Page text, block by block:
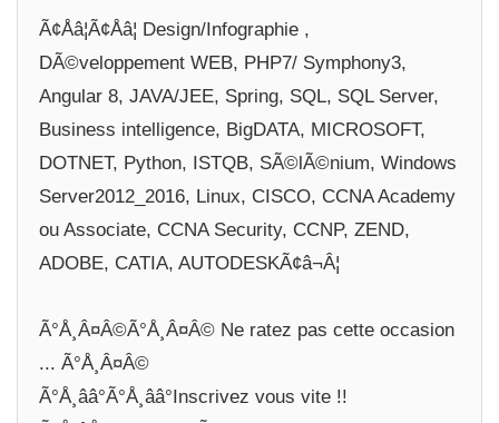
Ã¢Åâ¦Ã¢Åâ¦ Design/Infographie ,
DÃ©veloppement WEB, PHP7/ Symphony3,
Angular 8, JAVA/JEE, Spring, SQL, SQL Server,
Business intelligence, BigDATA, MICROSOFT,
DOTNET, Python, ISTQB, SÃ©lÃ©nium, Windows
Server2012_2016, Linux, CISCO, CCNA Academy
ou Associate, CCNA Security, CCNP, ZEND,
ADOBE, CATIA, AUTODESKÃ¢â¬Â¦
Ã°Å¸Â¤Â©Ã°Å¸Â¤Â© Ne ratez pas cette occasion
... Ã°Å¸Â¤Â©
Ã°Å¸ââ°Ã°Å¸ââ°Inscrivez vous vite !!